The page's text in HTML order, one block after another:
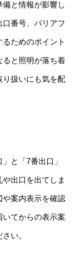
と情報が影響し
口番号、バリアフ
ためのポイント
ると照明が落ち着
り扱いにも気を配
と「7番出口」
出口を出てしま
や案内表示を確認
いてからの表示案
い。